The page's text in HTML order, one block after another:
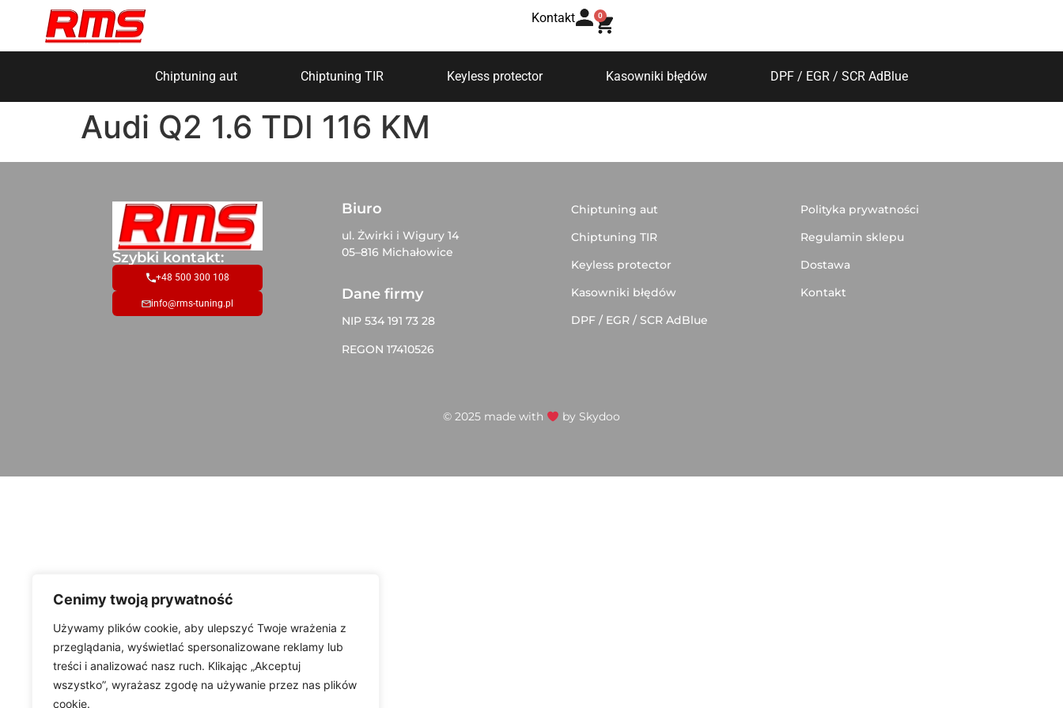
Cenimy twoją prywatność
Używamy plików cookie, aby ulepszyć Twoje wrażenia z
przeglądania, wyświetlać spersonalizowane reklamy lub
treści i analizować nasz ruch. Klikając „Akceptuj
wszystko”, wyrażasz zgodę na używanie przez nas plików
cookie.
Kontakt 0
Chiptuning aut Chiptuning TIR Keyless protector Kasowniki błędów DPF / EGR / SCR AdBlue
Audi Q2 1.6 TDI 116 KM
Szybki kontakt:
+48 500 300 108
info@rms-tuning.pl
Biuro
ul. Żwirki i Wigury 14
05–816 Michałowice
Dane firmy
NIP 534 191 73 28
REGON 17410526
Chiptuning aut
Chiptuning TIR
Keyless protector
Kasowniki błędów
DPF / EGR / SCR AdBlue
Polityka prywatności
Regulamin sklepu
Dostawa
Kontakt
© 2025 made with by Skydoo